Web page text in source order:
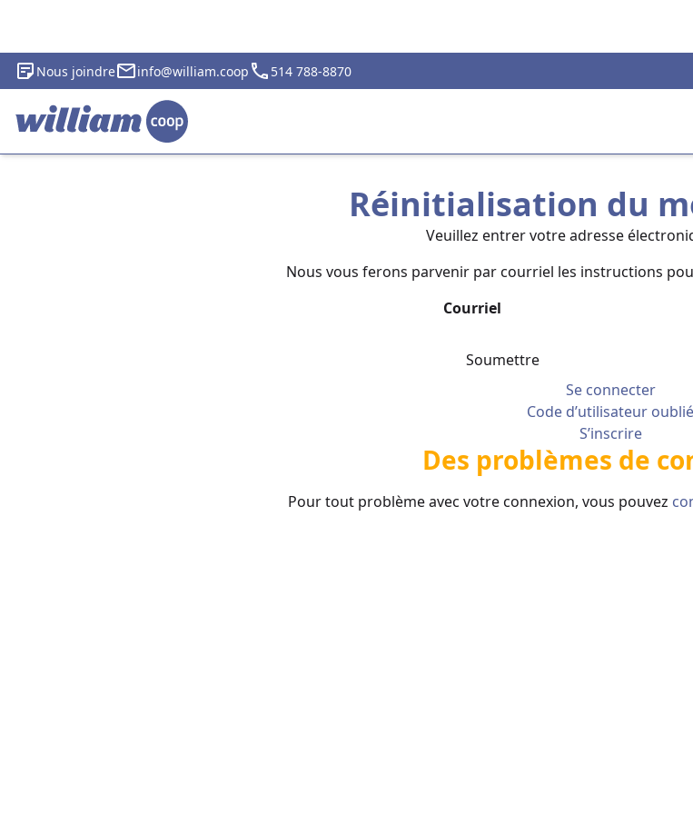
Nous joindre info@william.coop 514 788-8870
Réinitialisation du
Veuillez entrer votre adresse
Nous vous ferons parvenir par courriel les instructions
Courriel
Soumettre
Se connecter
Code d’utilisateur oublié
S’inscrire
Des problèmes de
Pour tout problème avec votre connexion, vous pouvez